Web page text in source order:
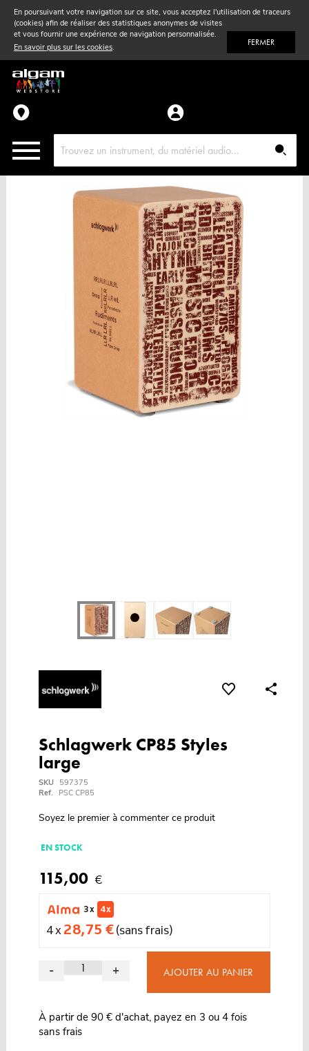
En poursuivant votre navigation sur ce site, vous acceptez l'utilisation de traceurs
(cookies) afin de réaliser des statistiques anonymes de visites
et vous fournir une expérience de navigation personnalisée.
En savoir plus sur les cookies. FERMER
Vent& Violon
Accessoires
Pièces détachées
Schlagwerk CP85 Styles
large
SKU
597375
Ref.
PSC CP85
Soyez le premier à commenter ce produit
EN STOCK
115,00 €
3 x 4 x
4 x 28,75 €(sans frais)
- + AJOUTER AU PANIER
À partir de 90 € d'achat, payez en 3 ou 4 fois
sans frais